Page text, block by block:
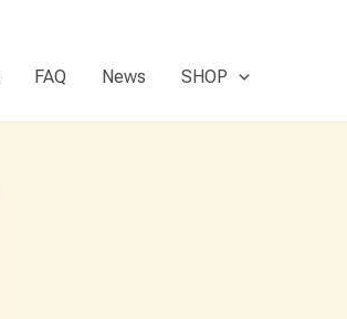
FAQ News SHOP